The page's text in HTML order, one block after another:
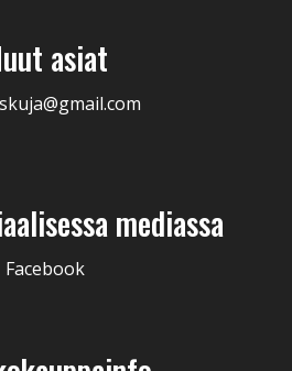
asiat
mediassa
Facebook